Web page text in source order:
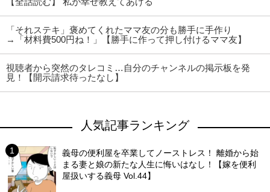
「それステキ」褒めてくれたママ友の分も勝手に手作り
→「材料費500円ね！」【勝手に作って押し付けるママ友】
視聴者から突然のタレコミ…自分のチャンネルの掲示板を発
見！【開示請求待ったなし】
人気記事ランキング
義母の便利屋を卒業してノーストレス！ 離婚から始
まる妻と娘の新たな人生に悔いはなし！【嫁を便利
屋扱いする義母 Vol.44】